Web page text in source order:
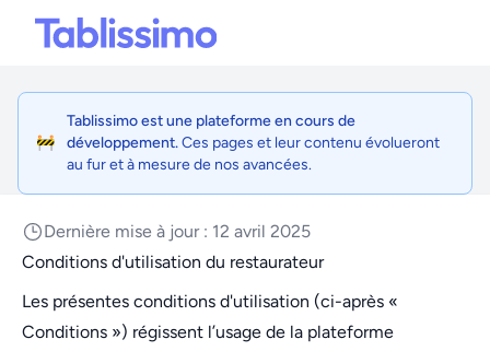
🚧
Information
Tablissimo est une plateforme en cours de
développement.Ces pages et leur contenu évolueront
au fur et à mesure de nos avancées.
Dernière mise à jour : 12 avril 2025
Conditions d'utilisation du restaurateur
Les présentes conditions d'utilisation (ci-après «
Conditions ») régissent l’usage de la plateforme